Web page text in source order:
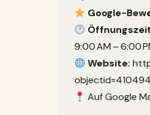
Google-
9:00 AM – 6:00
Website:
Auf Google